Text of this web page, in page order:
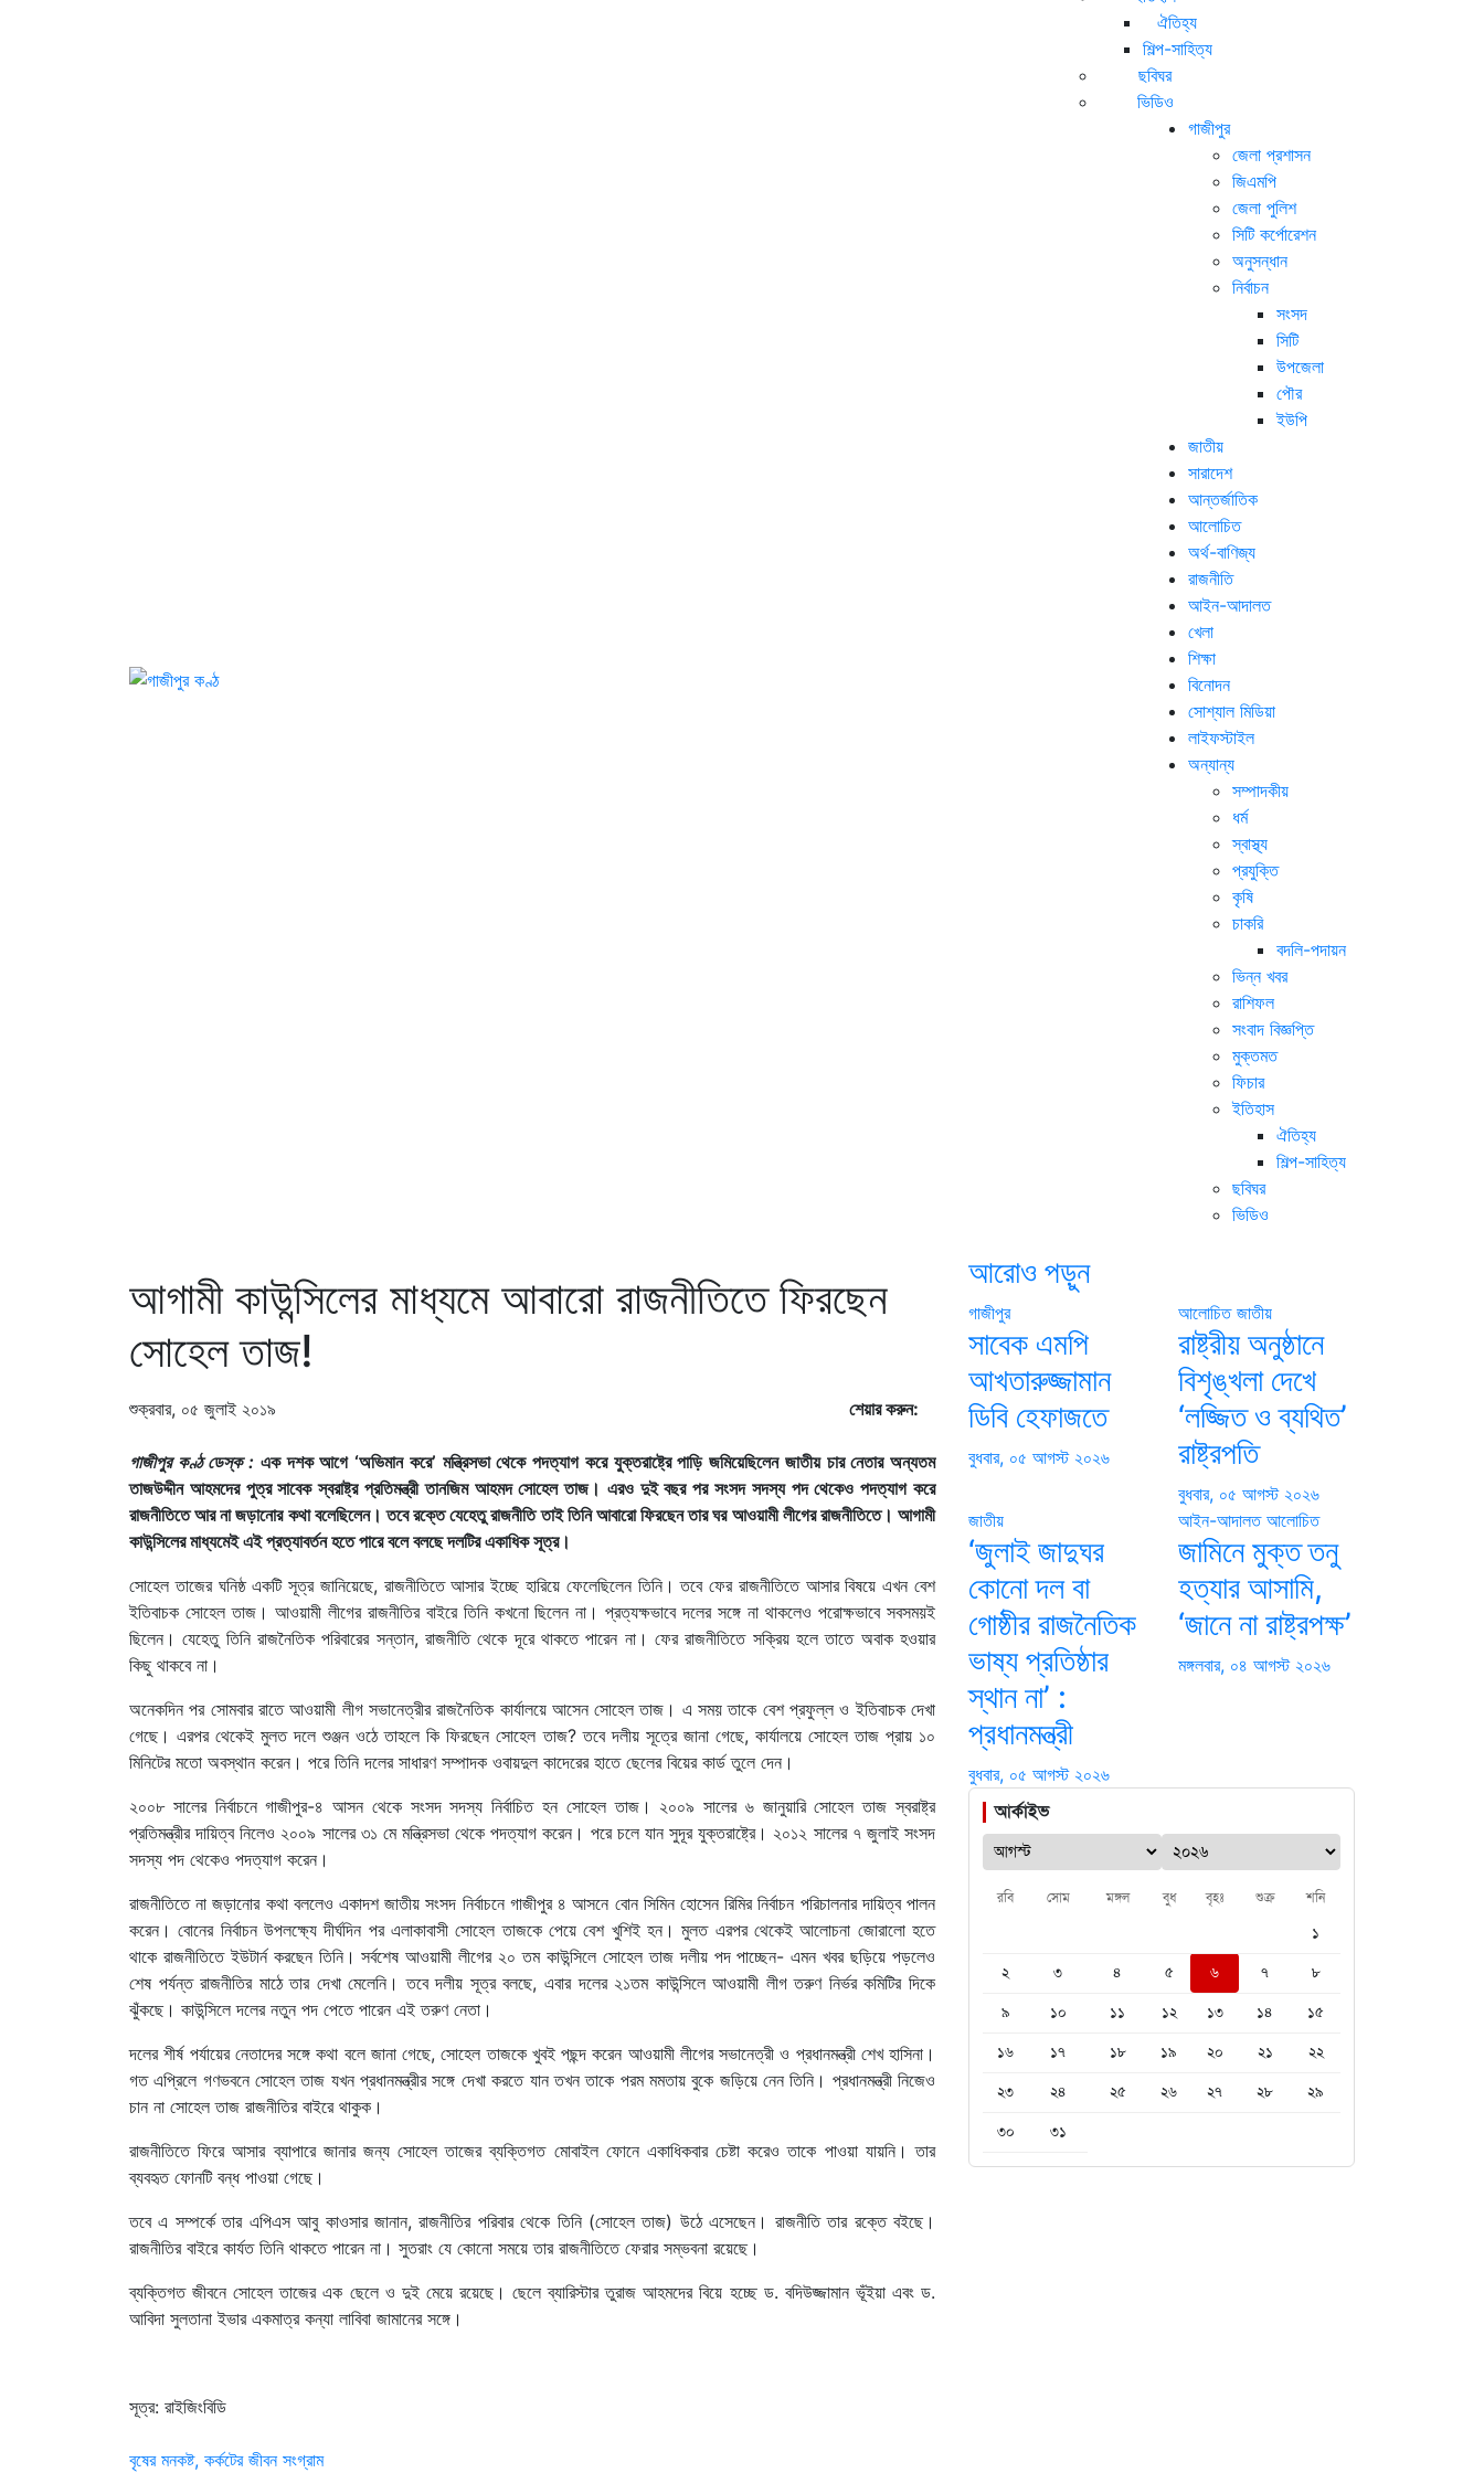
ঐতিহ্য
শিল্প-সাহিত্য
ছবিঘর
ভিডিও
গাজীপুর
জেলা প্রশাসন
জিএমপি
জেলা পুলিশ
সিটি কর্পোরেশন
অনুসন্ধান
নির্বাচন
সংসদ
সিটি
উপজেলা
পৌর
ইউপি
জাতীয়
সারাদেশ
আন্তর্জাতিক
আলোচিত
অর্থ-বাণিজ্য
রাজনীতি
আইন-আদালত
খেলা
শিক্ষা
বিনোদন
সোশ্যাল মিডিয়া
লাইফস্টাইল
অন্যান্য
সম্পাদকীয়
ধর্ম
স্বাস্থ্য
প্রযুক্তি
কৃষি
চাকরি
বদলি-পদায়ন
ভিন্ন খবর
রাশিফল
সংবাদ বিজ্ঞপ্তি
মুক্তমত
ফিচার
ইতিহাস
ঐতিহ্য
শিল্প-সাহিত্য
ছবিঘর
ভিডিও
আগামী কাউন্সিলের মাধ্যমে আবারো রাজনীতিতে ফিরছেন
সোহেল তাজ!
শুক্রবার, ০৫ জুলাই ২০১৯ শেয়ার করুন:
গাজীপুর কণ্ঠ ডেস্ক : এক দশক আগে ‘অভিমান করে’ মন্ত্রিসভা থেকে পদত্যাগ করে যুক্তরাষ্ট্রে পাড়ি জমিয়েছিলেন জাতীয় চার নেতার অন্যতম
তাজউদ্দীন আহমদের পুত্র সাবেক স্বরাষ্ট্র প্রতিমন্ত্রী তানজিম আহমদ সোহেল তাজ। এরও দুই বছর পর সংসদ সদস্য পদ থেকেও পদত্যাগ করে
রাজনীতিতে আর না জড়ানোর কথা বলেছিলেন। তবে রক্তে যেহেতু রাজনীতি তাই তিনি আবারো ফিরছেন তার ঘর আওয়ামী লীগের রাজনীতিতে। আগামী
কাউন্সিলের মাধ্যমেই এই প্রত্যাবর্তন হতে পারে বলে বলছে দলটির একাধিক সূত্র।
সোহেল তাজের ঘনিষ্ঠ একটি সূত্র জানিয়েছে, রাজনীতিতে আসার ইচ্ছে হারিয়ে ফেলেছিলেন তিনি। তবে ফের রাজনীতিতে আসার বিষয়ে এখন বেশ
ইতিবাচক সোহেল তাজ। আওয়ামী লীগের রাজনীতির বাইরে তিনি কখনো ছিলেন না। প্রত্যক্ষভাবে দলের সঙ্গে না থাকলেও পরোক্ষভাবে সবসময়ই
ছিলেন। যেহেতু তিনি রাজনৈতিক পরিবারের সন্তান, রাজনীতি থেকে দূরে থাকতে পারেন না। ফের রাজনীতিতে সক্রিয় হলে তাতে অবাক হওয়ার
কিছু থাকবে না।
অনেকদিন পর সোমবার রাতে আওয়ামী লীগ সভানেত্রীর রাজনৈতিক কার্যালয়ে আসেন সোহেল তাজ। এ সময় তাকে বেশ প্রফুল্ল ও ইতিবাচক দেখা
গেছে। এরপর থেকেই মুলত দলে শুঞ্জন ওঠে তাহলে কি ফিরছেন সোহেল তাজ? তবে দলীয় সূত্রে জানা গেছে, কার্যালয়ে সোহেল তাজ প্রায় ১০
মিনিটের মতো অবস্থান করেন। পরে তিনি দলের সাধারণ সম্পাদক ওবায়দুল কাদেরের হাতে ছেলের বিয়ের কার্ড তুলে দেন।
২০০৮ সালের নির্বাচনে গাজীপুর-৪ আসন থেকে সংসদ সদস্য নির্বাচিত হন সোহেল তাজ। ২০০৯ সালের ৬ জানুয়ারি সোহেল তাজ স্বরাষ্ট্র
প্রতিমন্ত্রীর দায়িত্ব নিলেও ২০০৯ সালের ৩১ মে মন্ত্রিসভা থেকে পদত্যাগ করেন। পরে চলে যান সুদূর যুক্তরাষ্ট্রে। ২০১২ সালের ৭ জুলাই সংসদ
সদস্য পদ থেকেও পদত্যাগ করেন।
রাজনীতিতে না জড়ানোর কথা বললেও একাদশ জাতীয় সংসদ নির্বাচনে গাজীপুর ৪ আসনে বোন সিমিন হোসেন রিমির নির্বাচন পরিচালনার দায়িত্ব পালন
করেন। বোনের নির্বাচন উপলক্ষ্যে দীর্ঘদিন পর এলাকাবাসী সোহেল তাজকে পেয়ে বেশ খুশিই হন। মুলত এরপর থেকেই আলোচনা জোরালো হতে
থাকে রাজনীতিতে ইউটার্ন করছেন তিনি। সর্বশেষ আওয়ামী লীগের ২০ তম কাউন্সিলে সোহেল তাজ দলীয় পদ পাচ্ছেন- এমন খবর ছড়িয়ে পড়লেও
শেষ পর্যন্ত রাজনীতির মাঠে তার দেখা মেলেনি। তবে দলীয় সূত্র বলছে, এবার দলের ২১তম কাউন্সিলে আওয়ামী লীগ তরুণ নির্ভর কমিটির দিকে
ঝুঁকছে। কাউন্সিলে দলের নতুন পদ পেতে পারেন এই তরুণ নেতা।
দলের শীর্ষ পর্যায়ের নেতাদের সঙ্গে কথা বলে জানা গেছে, সোহেল তাজকে খুবই পছন্দ করেন আওয়ামী লীগের সভানেত্রী ও প্রধানমন্ত্রী শেখ হাসিনা।
গত এপ্রিলে গণভবনে সোহেল তাজ যখন প্রধানমন্ত্রীর সঙ্গে দেখা করতে যান তখন তাকে পরম মমতায় বুকে জড়িয়ে নেন তিনি। প্রধানমন্ত্রী নিজেও
চান না সোহেল তাজ রাজনীতির বাইরে থাকুক।
রাজনীতিতে ফিরে আসার ব্যাপারে জানার জন্য সোহেল তাজের ব্যক্তিগত মোবাইল ফোনে একাধিকবার চেষ্টা করেও তাকে পাওয়া যায়নি। তার
ব্যবহৃত ফোনটি বন্ধ পাওয়া গেছে।
তবে এ সম্পর্কে তার এপিএস আবু কাওসার জানান, রাজনীতির পরিবার থেকে তিনি (সোহেল তাজ) উঠে এসেছেন। রাজনীতি তার রক্তে বইছে।
রাজনীতির বাইরে কার্যত তিনি থাকতে পারেন না। সুতরাং যে কোনো সময়ে তার রাজনীতিতে ফেরার সম্ভবনা রয়েছে।
ব্যক্তিগত জীবনে সোহেল তাজের এক ছেলে ও দুই মেয়ে রয়েছে। ছেলে ব্যারিস্টার তুরাজ আহমদের বিয়ে হচ্ছে ড. বদিউজ্জামান ভূঁইয়া এবং ড.
আবিদা সুলতানা ইভার একমাত্র কন্যা লাবিবা জামানের সঙ্গে।
সূত্র: রাইজিংবিডি
বৃষের মনকষ্ট, কর্কটের জীবন সংগ্রাম
আরোও পড়ুন
গাজীপুর
সাবেক এমপি
আখতারুজ্জামান
ডিবি হেফাজতে
বুধবার, ০৫ আগস্ট ২০২৬
আলোচিত জাতীয়
রাষ্ট্রীয় অনুষ্ঠানে
বিশৃঙ্খলা দেখে
‘লজ্জিত ও ব্যথিত’
রাষ্ট্রপতি
বুধবার, ০৫ আগস্ট ২০২৬
জাতীয়
‘জুলাই জাদুঘর
কোনো দল বা
গোষ্ঠীর রাজনৈতিক
ভাষ্য প্রতিষ্ঠার
স্থান না’ :
প্রধানমন্ত্রী
বুধবার, ০৫ আগস্ট ২০২৬
আইন-আদালত আলোচিত
জামিনে মুক্ত তনু
হত্যার আসামি,
‘জানে না রাষ্ট্রপক্ষ’
মঙ্গলবার, ০৪ আগস্ট ২০২৬
আর্কাইভ
রবি সোম মঙ্গল বুধ বৃহঃ শুক্র শনি
১
২
৩ ৪ ৫ ৬ ৭
৮
৯
১০ ১১ ১২ ১৩ ১৪
১৫
১৬
১৭ ১৮ ১৯ ২০ ২১
২২
২৩
২৪ ২৫ ২৬ ২৭ ২৮
২৯
৩০
৩১